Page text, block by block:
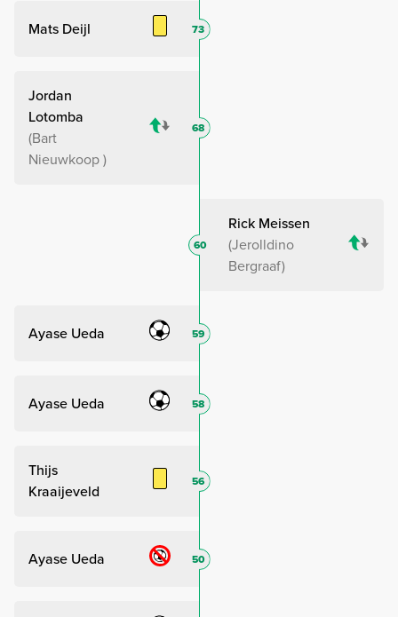
Mats Deijl 73
Jordan
Lotomba
Bart
Nieuwkoop
68
Rick Meissen
Jerolldino
Bergraaf
60
Ayase Ueda 59
Ayase Ueda 58
Thijs
Kraaijeveld
56
Ayase Ueda 50